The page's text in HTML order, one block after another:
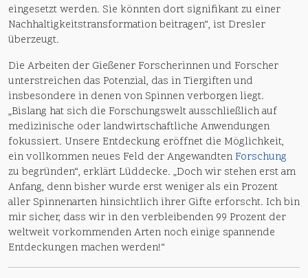
eingesetzt werden. Sie könnten dort signifikant zu einer
Nachhaltigkeitstransformation beitragen“, ist Dresler
überzeugt.
Die Arbeiten der Gießener Forscherinnen und Forscher
unterstreichen das Potenzial, das in Tiergiften und
insbesondere in denen von Spinnen verborgen liegt.
„Bislang hat sich die Forschungswelt ausschließlich auf
medizinische oder landwirtschaftliche Anwendungen
fokussiert. Unsere Entdeckung eröffnet die Möglichkeit,
ein vollkommen neues Feld der Angewandten Forschung
zu begründen“, erklärt Lüddecke. „Doch wir stehen erst am
Anfang, denn bisher wurde erst weniger als ein Prozent
aller Spinnenarten hinsichtlich ihrer Gifte erforscht. Ich bin
mir sicher, dass wir in den verbleibenden 99 Prozent der
weltweit vorkommenden Arten noch einige spannende
Entdeckungen machen werden!“